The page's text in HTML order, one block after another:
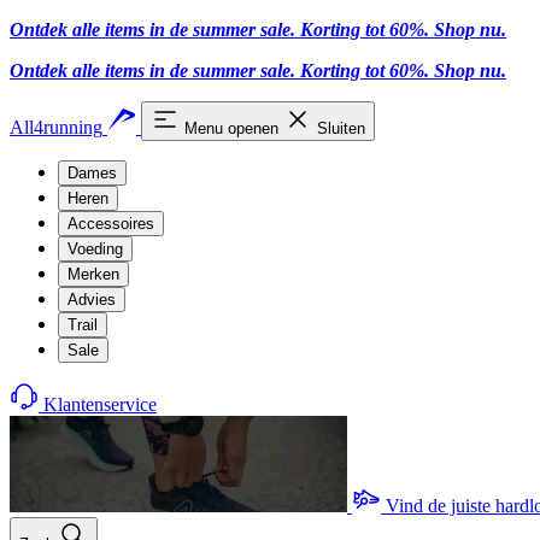
Ontdek alle items in de summer sale. Korting tot 60%. Shop nu.
Ontdek alle items in de summer sale. Korting tot 60%. Shop nu.
All4running Menu openen Sluiten
Dames
Heren
Accessoires
Voeding
Merken
Advies
Trail
Sale
Klantenservice
Vind de juiste